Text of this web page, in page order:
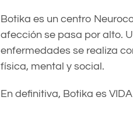
Botika es un centro
afección se pasa por alto.
enfermedades se realiza
física, mental y social.
En definitiva, Botika es